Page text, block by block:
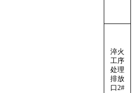
淬火
工序
处理
排放
口 2#